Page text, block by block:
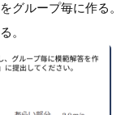
グループ毎に作る。
。